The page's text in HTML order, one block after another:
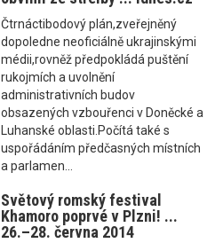
Čtrnáctibodový plán,zveřejněný
dopoledne neoficiálně ukrajinskými
médii,rovněž předpokládá puštění
rukojmích a uvolnění
administrativních budov
obsazených vzbouřenci v Doněcké a
Luhanské oblasti.Počítá také s
uspořádáním předčasných místních
a parlamen...
Světový romský festival
Khamoro poprvé v Plzni! ...
26.–28. června 2014